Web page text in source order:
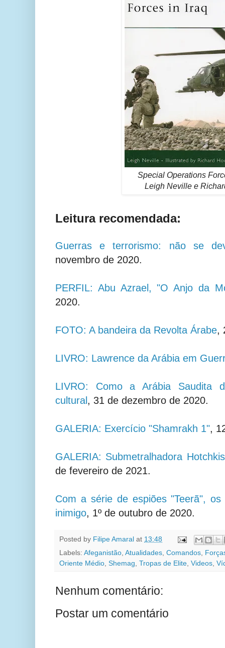
Special Operations
Leigh Neville e
Leitura recomendada:
Guerras e terrorismo: não se
novembro de 2020.
PERFIL: Abu Azrael, "O Anjo da
2020.
FOTO: A bandeira da Revolta Árabe,
LIVRO: Lawrence da Arábia em
LIVRO: Como a Arábia Saudita
cultural, 31 de dezembro de 2020.
GALERIA: Exercício "Shamrakh 1",
GALERIA: Submetralhadora
de fevereiro de 2021.
Com a série de espiões "Teerã",
inimigo, 1º de outubro de 2020.
Posted by Filipe Amaral at 13:48
Labels: Afeganistão, Atualidades, Comandos,
Oriente Médio, Shemag, Tropas de Elite, Videos,
Nenhum comentário:
Postar um comentário